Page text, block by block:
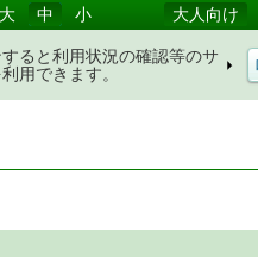
大 中 小 大人向け
すると利用状況の確認等のサ
用できます。